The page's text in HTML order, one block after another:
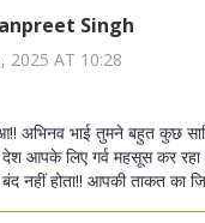
Singh
2025 AT 10:28
अभिनव भाई तुमने बहुत कुछ
देश आपके लिए गर्व महसूस कर
नहीं होता!! आपकी ताकत का